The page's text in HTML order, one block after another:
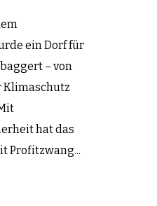
ein Dorf für
– von
Klimaschutz
hat das
Profitzwang...